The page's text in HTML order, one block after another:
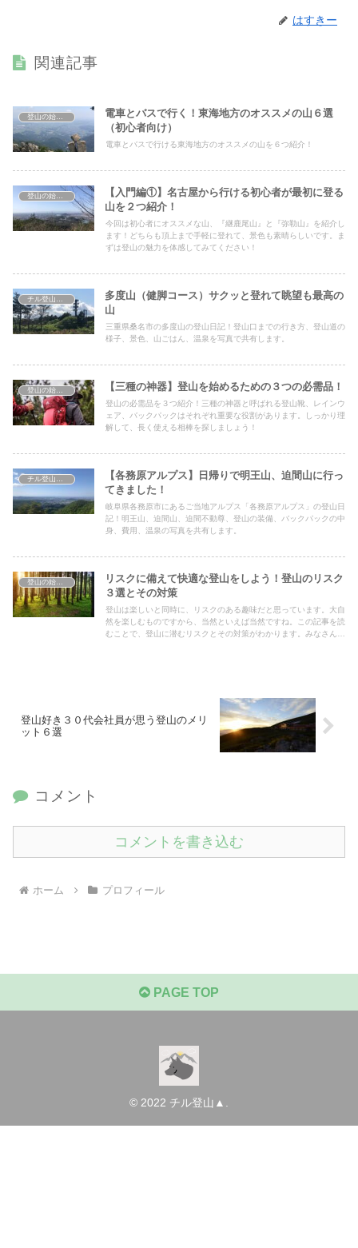
はすきー
関連記事
登山の始め方
電車とバスで行く！東海地方のオススメの山６選
（初心者向け）
電車とバスで行ける東海地方のオススメの山を６つ紹介！
登山の始め方
【入門編①】名古屋から行ける初心者が最初に登る
山を２つ紹介！
今回は初心者にオススメな山、『継鹿尾山』と『弥勒山』を紹介し
ます！どちらも頂上まで手軽に登れて、景色も素晴らしいです。ま
ずは登山の魅力を体感してみてください！
チル登山日記
多度山（健脚コース）サクッと登れて眺望も最高の
山
三重県桑名市の多度山の登山日記！登山口までの行き方、登山道の
様子、景色、山ごはん、温泉を写真で共有します。
【三種の神器】登山を始めるための３つの必需品！
登山の必需品を３つ紹介！三種の神器と呼ばれる登山靴、レインウ
ェア、バックパックはそれぞれ重要な役割があります。しっかり理
解して、長く使える相棒を探しましょう！
【各務原アルプス】日帰りで明王山、迫間山に行っ
てきました！
岐阜県各務原市にあるご当地アルプス「各務原アルプス」の登山日
記！明王山、迫間山、迫間不動尊、登山の装備、バックパックの中
身、費用、温泉の写真を共有します。
リスクに備えて快適な登山をしよう！登山のリスク
３選とその対策
登山は楽しいと同時に、リスクのある趣味だと思っています。大自
然を楽しむものですから、当然といえば当然ですね。この記事を読
むことで、登山に潜むリスクとその対策がわかります。みなさんの
登山好き３０代会社員が思う登山のメリ
ット６選
コメント
コメントを書き込む
ホーム プロフィール
PAGE TOP
© 2022 チル登山▲.